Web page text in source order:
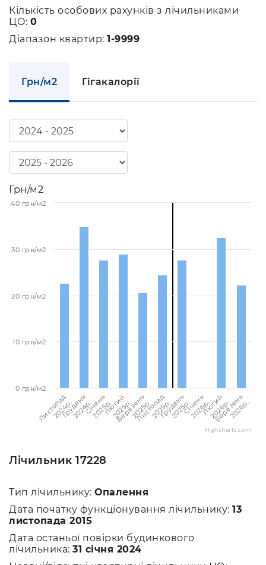
Кількість особових рахунків з лічильниками
ЦО: 0
Діапазон квартир: 1-9999
Грн/м2 Гігакалорії
Грн/м2
Листопад
2024p.
Грудень
2024p.Січень
2025p.Лютий
2025p.
Березень
2025p.
Листопад
2025p.
Грудень
2025p.Січень
2026p.Лютий
2026p.
Березень
2026p.
0 грн/м2
10 грн/м2
20 грн/м2
30 грн/м2
40 грн/м2
Highcharts.com
Лічильник 17228
Тип лічильнику: Опалення
Дата початку функціонування лічильнику: 13
листопада 2015
Дата останьої повірки будинкового
лічильника: 31 січня 2024